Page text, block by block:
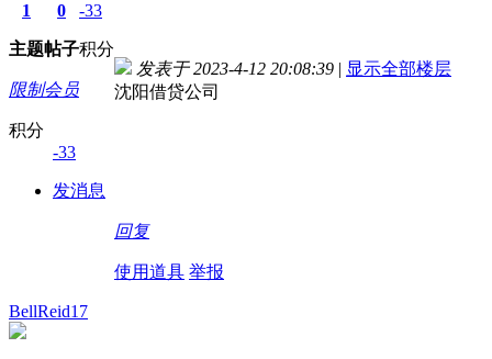
1
主题
0
帖子
-33
积分
限制会员
积分
-33
发消息
发表于 2023-4-12 20:08:39 | 显示全部楼层
沈阳借贷公司
回复
使用道具 举报
BellReid17